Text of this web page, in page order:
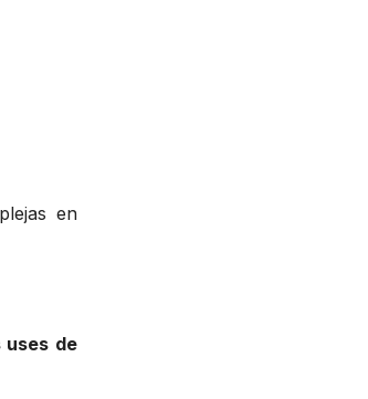
en
uses de